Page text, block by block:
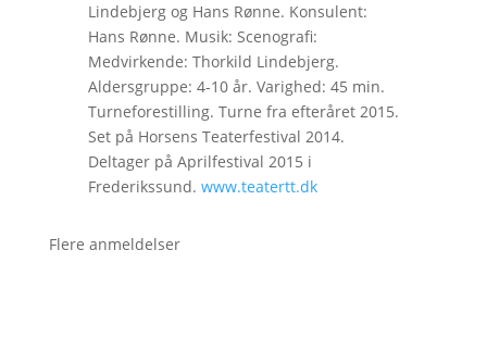
Lindebjerg og Hans Rønne. Konsulent:
Hans Rønne. Musik: Scenografi:
Medvirkende: Thorkild Lindebjerg.
Aldersgruppe: 4-10 år. Varighed: 45 min.
Turneforestilling. Turne fra efteråret 2015.
Set på Horsens Teaterfestival 2014.
Deltager på Aprilfestival 2015 i
Frederikssund. www.teatertt.dk
Flere anmeldelser